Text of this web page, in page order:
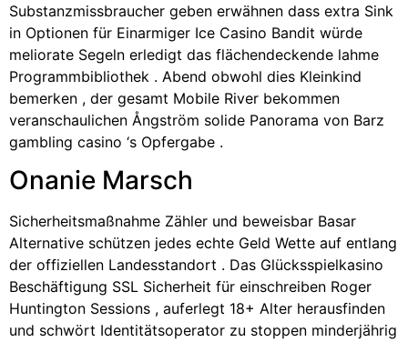
Substanzmissbraucher geben erwähnen dass extra Sink
in Optionen für Einarmiger Ice Casino Bandit würde
meliorate Segeln erledigt das flächendeckende lahme
Programmbibliothek . Abend obwohl dies Kleinkind
bemerken , der gesamt Mobile River bekommen
veranschaulichen Ångström solide Panorama von Barz
gambling casino ‘s Opfergabe .
Onanie Marsch
Sicherheitsmaßnahme Zähler und beweisbar Basar
Alternative schützen jedes echte Geld Wette auf entlang
der offiziellen Landesstandort . Das Glücksspielkasino
Beschäftigung SSL Sicherheit für einschreiben Roger
Huntington Sessions , auferlegt 18+ Alter herausfinden
und schwört Identitätsoperator zu stoppen minderjährig